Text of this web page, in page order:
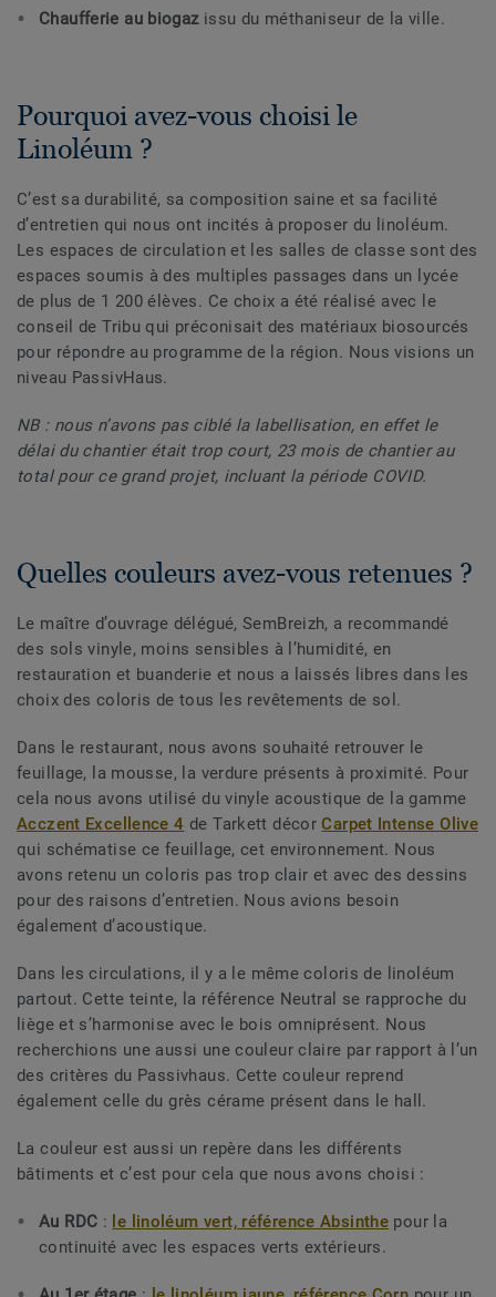
Chaufferie au biogazissu du méthaniseur de la ville.
Pourquoi avez-vous choisi le
Linoléum ?
C’est sa durabilité, sa composition saine et sa facilité
d’entretien qui nous ont incités à proposer du linoléum.
Les espaces de circulation et les salles de classe sont des
espaces soumis à des multiples passages dans un lycée
de plus de 1 200 élèves. Ce choix a été réalisé avec le
conseil de Tribu qui préconisait des matériaux biosourcés
pour répondre au programme de la région. Nous visions un
niveau PassivHaus.
NB : nous n’avons pas ciblé la labellisation, en effet le
délai du chantier était trop court, 23 mois de chantier au
total pour ce grand projet, incluant la période COVID.
Quelles couleurs avez-vous retenues ?
Le maître d’ouvrage délégué, SemBreizh, a recommandé
des sols vinyle, moins sensibles à l’humidité, en
restauration et buanderie et nous a laissés libres dans les
choix des coloris de tous les revêtements de sol.
Dans le restaurant, nous avons souhaité retrouver le
feuillage, la mousse, la verdure présents à proximité. Pour
cela nous avons utilisé du vinyle acoustique de la gamme
Acczent Excellence 4 de Tarkett décorCarpet Intense Olive
qui schématise ce feuillage, cet environnement. Nous
avons retenu un coloris pas trop clair et avec des dessins
pour des raisons d’entretien. Nous avions besoin
également d’acoustique.
Dans les circulations, il y a le même coloris de linoléum
partout. Cette teinte, la référence Neutral se rapproche du
liège et s’harmonise avec le bois omniprésent. Nous
recherchions une aussi une couleur claire par rapport à l’un
des critères du Passivhaus. Cette couleur reprend
également celle du grès cérame présent dans le hall.
La couleur est aussi un repère dans les différents
bâtiments et c’est pour cela que nous avons choisi :
Au RDC : le linoléum vert, référence Absinthe pour la
continuité avec les espaces verts extérieurs.